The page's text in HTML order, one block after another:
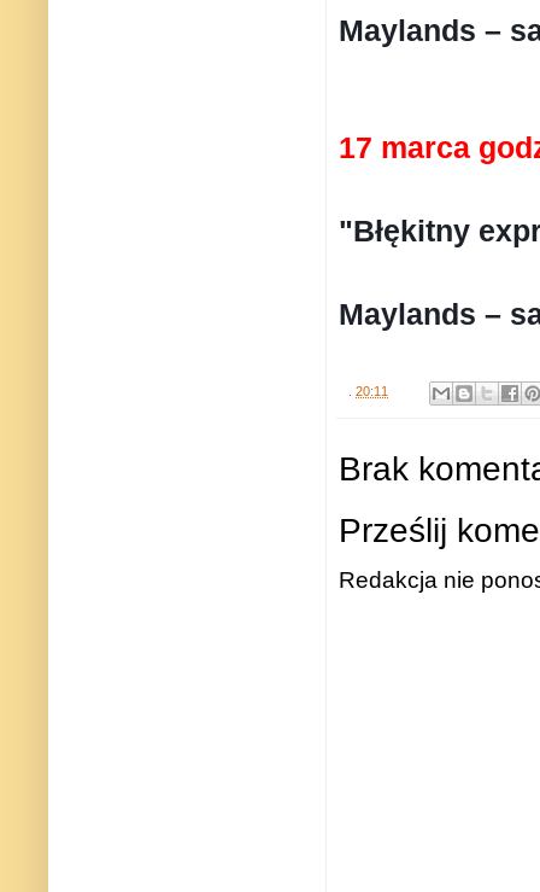
Maylands –
17 marca
"Błękitny
Maylands –
20:11
Brak
Prześlij
Redakcja nie